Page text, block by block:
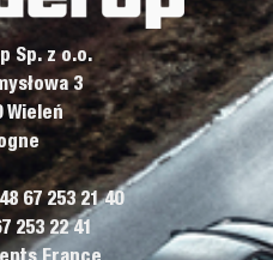
Sp. z o.o.
3
Wieleń
67 253 21 40
253 22 41